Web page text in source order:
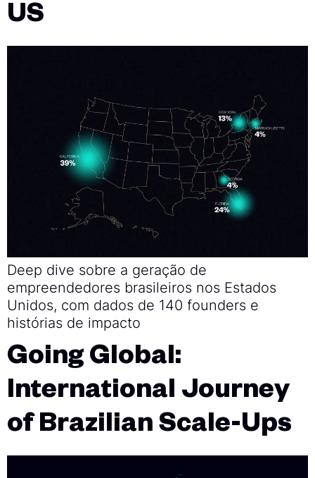
US
Deep dive sobre a geração de
empreendedores brasileiros nos Estados
Unidos, com dados de 140 founders e
histórias de impacto
Going Global:
International Journey
of Brazilian Scale-Ups